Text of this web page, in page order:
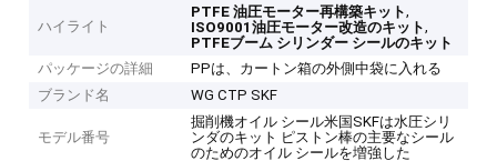
ハイライト
PTFE 油圧モーター再構築キット,
ISO9001油圧モーター改造のキット,
PTFEブーム シリンダー シールのキット
パッケージの詳細
PPは、カートン箱の外側中袋に入れる
ブランド名
WG CTP SKF
モデル番号
掘削機オイル シール米国SKFは水圧シリ
ンダのキット ピストン棒の主要なシール
のためのオイル シールを増強した